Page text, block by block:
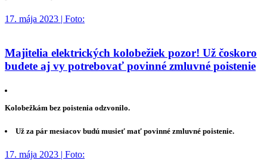
17. mája 2023 | Foto:
Majitelia elektrických kolobežiek pozor! Už čoskoro
budete aj vy potrebovať povinné zmluvné poistenie
Kolobežkám bez poistenia odzvonilo.
Už za pár mesiacov budú musieť mať povinné zmluvné poistenie.
17. mája 2023 | Foto: